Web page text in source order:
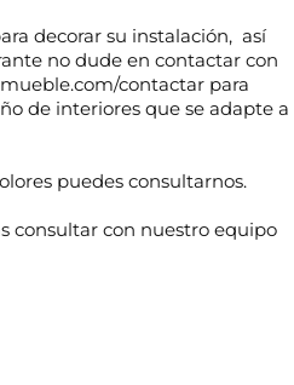
decorar su instalación, así
no dude en contactar con
contactar para
de interiores que se adapte a
puedes consultarnos.
consultar con nuestro equipo